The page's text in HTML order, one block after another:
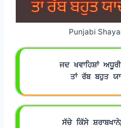
Punjabi
ਜਦ ਖਵਾਹਿਸ਼ਾਂ
ਤਾਂ ਰੱਬ ਬਹੁਤ
ਸੱਚੇ ਕਿੱਸੇ